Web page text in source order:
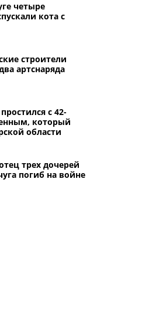
четыре
кота с
строители
артснаряда
с 42-
который
области
трех дочерей
погиб на войне